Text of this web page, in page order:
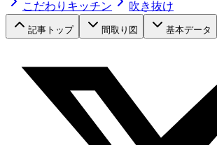
こだわりキッチン
吹き抜け
記事トップ 間取り図 基本データ